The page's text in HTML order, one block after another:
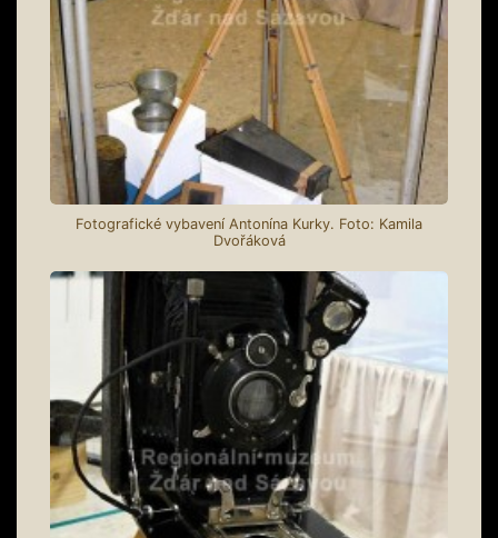
Fotografické vybavení Antonína Kurky. Foto: Kamila
Dvořáková